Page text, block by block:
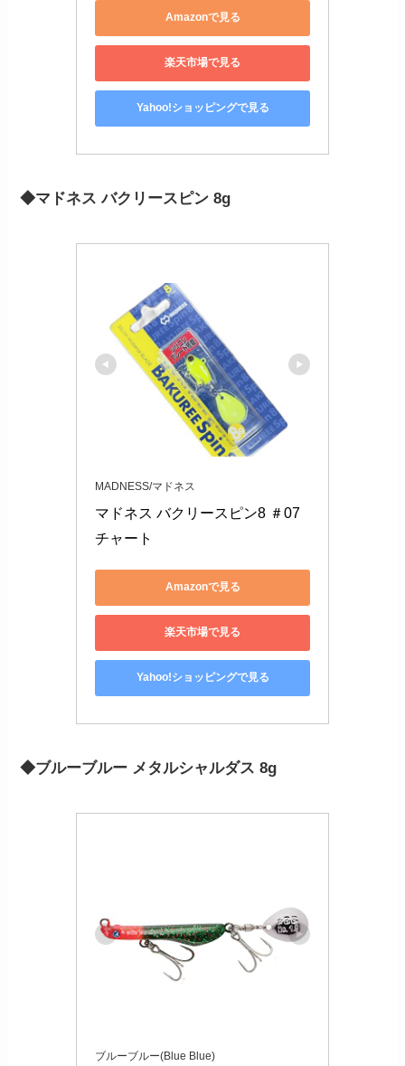
Amazonで見る
楽天市場で見る
Yahoo!ショッピングで見る
◆マドネス バクリースピン 8g
MADNESS/マドネス
マドネス バクリースピン8 ＃07
チャート
Amazonで見る
楽天市場で見る
Yahoo!ショッピングで見る
◆ブルーブルー メタルシャルダス 8g
ブルーブルー(Blue Blue)